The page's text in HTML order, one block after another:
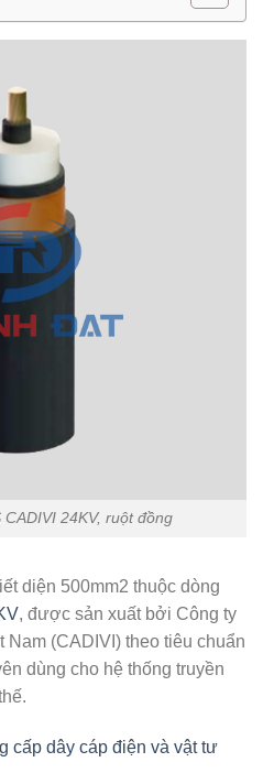
24KV, ruột đồng
diện 500mm2 thuộc dòng
, được sản xuất bởi Công ty
(CADIVI) theo tiêu chuẩn
dùng cho hệ thống truyền
cấp dây cáp điện và vật tư